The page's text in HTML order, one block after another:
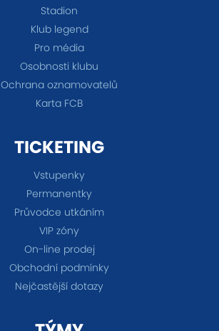
Stadion
Klub legend
Pro média
Osobnosti klubu
Ochrana oznamovatelů
Karta FCB
TICKETING
Vstupenky
Permanentky
Průvodce utkáním
VIP zóny
On-line prodej
Obchodní podmínky
Nejčastější dotazy